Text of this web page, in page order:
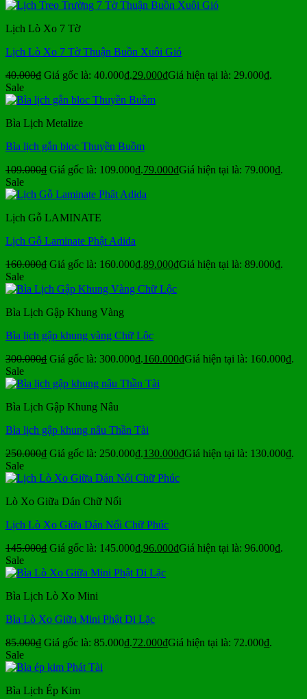
Lịch Lò Xo 7 Tờ
Lịch Lò Xo 7 Tờ Thuận Buồn Xuôi Gió
40.000₫ Giá gốc là: 40.000₫.29.000₫Giá hiện tại là: 29.000₫.
Sale
Bìa Lịch Metalize
Bìa lịch gắn bloc Thuyền Buồm
109.000₫ Giá gốc là: 109.000₫.79.000₫Giá hiện tại là: 79.000₫.
Sale
Lịch Gỗ LAMINATE
Lịch Gỗ Laminate Phật Adida
160.000₫ Giá gốc là: 160.000₫.89.000₫Giá hiện tại là: 89.000₫.
Sale
Bìa Lịch Gập Khung Vàng
Bìa lịch gập khung vàng Chữ Lộc
300.000₫ Giá gốc là: 300.000₫.160.000₫Giá hiện tại là: 160.000₫.
Sale
Bìa Lịch Gập Khung Nâu
Bìa lịch gập khung nâu Thần Tài
250.000₫ Giá gốc là: 250.000₫.130.000₫Giá hiện tại là: 130.000₫.
Sale
Lò Xo Giữa Dán Chữ Nổi
Lịch Lò Xo Giữa Dán Nổi Chữ Phúc
145.000₫ Giá gốc là: 145.000₫.96.000₫Giá hiện tại là: 96.000₫.
Sale
Bìa Lịch Lò Xo Mini
Bìa Lò Xo Giữa Mini Phật Di Lặc
85.000₫ Giá gốc là: 85.000₫.72.000₫Giá hiện tại là: 72.000₫.
Sale
Bìa Lịch Ép Kim